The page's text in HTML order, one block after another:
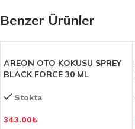
Benzer Ürünler
AREON OTO KOKUSU SPREY
BLACK FORCE 30 ML
Stokta
343.00₺